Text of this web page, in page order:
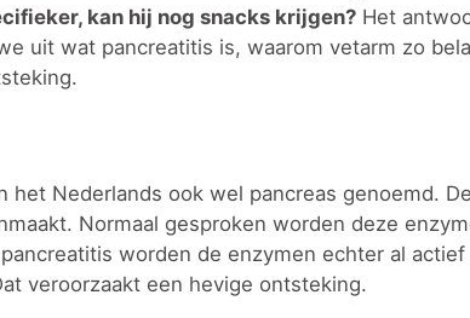
kan hij nog snacks krijgen? Het
uit wat pancreatitis is, waarom vetarm zo
Nederlands ook wel pancreas genoemd.
Normaal gesproken worden deze
worden de enzymen echter al
veroorzaakt een hevige ontsteking.